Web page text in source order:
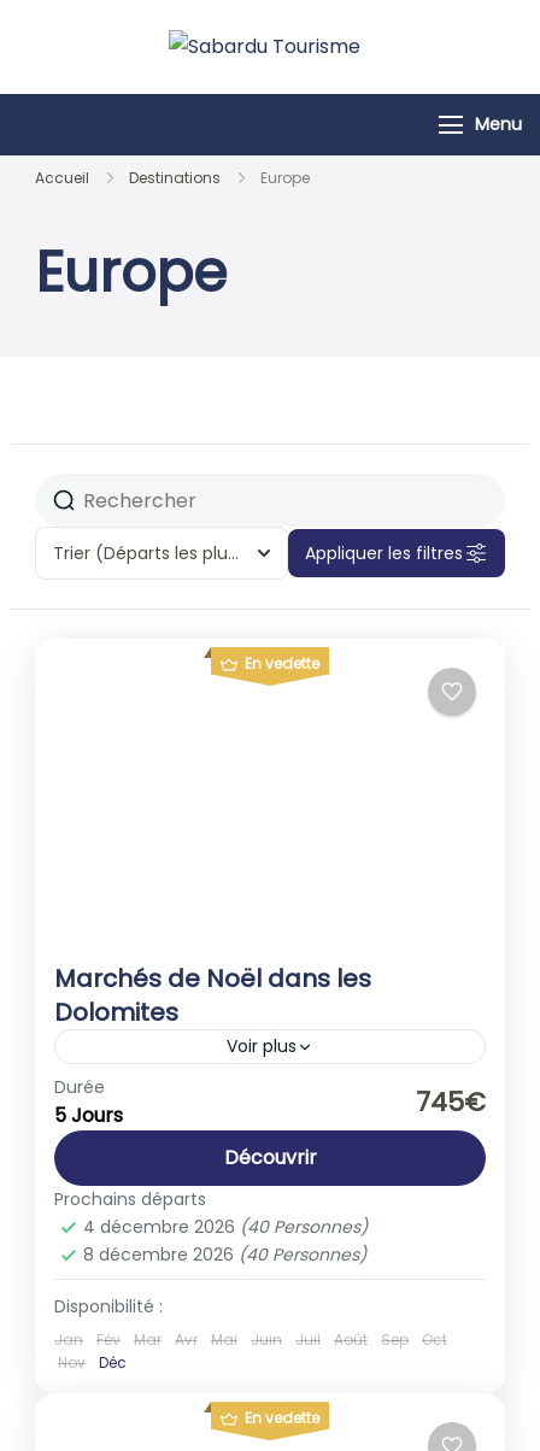
Tourisme
Menu
Accueil Destinations Europe
Europe
Trier (Départs les plus proches) Appliquer les filtres
En vedette
Marchés de Noël dans les
Dolomites
Voir plus
Europe
1-40 People
Durée
5 Jours 745€
Découvrir
Prochains départs
4 décembre 2026 (40 Personnes)
8 décembre 2026 (40 Personnes)
Disponibilité :
Jan Fév Mar Avr Mai Juin Juil Août Sep
Oct
Nov
Déc
En vedette